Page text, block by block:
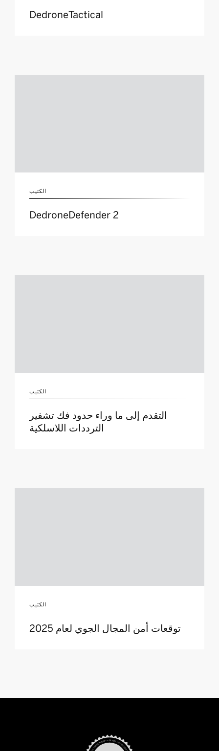
DedroneTactical
الكتيب
DedroneDefender 2
الكتيب
التقدم إلى ما وراء حدود فك تشفير
الترددات اللاسلكية
الكتيب
توقعات أمن المجال الجوي لعام 2025